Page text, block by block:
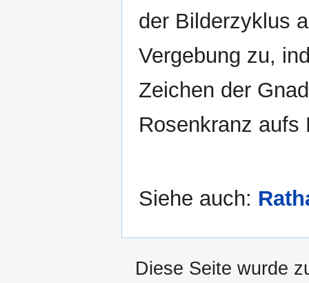
der Bilderzyklus
Vergebung zu,
Zeichen der
Rosenkranz aufs
Siehe auch:
Diese Seite wurde